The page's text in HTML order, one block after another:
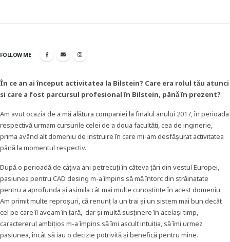
FOLLOW ME
În ce an aiînceput activitatea la Bilstein? Care era rolul tău atunci
si care a fost parcursul profesional în Bilstein, pânăîn prezent?
Am avut ocazia de a mă alătura companiei la finalul anului 2017, în perioada
respectivă urmam cursurile celei de a doua facultăti, cea de inginerie,
prima având alt domeniu de instruire în care mi-am desfășurat activitatea
până la momentul respectiv.
După o perioadă de câțiva ani petrecuți în câteva țări din vestul Europei,
pasiunea pentru CAD desing m-a împins să mă întorc din străinatate
pentru a aprofunda și asimila cât mai multe cunoștințe în acest domeniu.
Am primit multe reproșuri, că renunț la un trai și un sistem mai bun decât
cel pe care îl aveam în țară, dar și multă susținere în același timp,
caractererul ambițios m-a împins să îmi ascult intuiția, să îmi urmez
pasiunea, încât să iau o decizie potrivită și benefică pentru mine.